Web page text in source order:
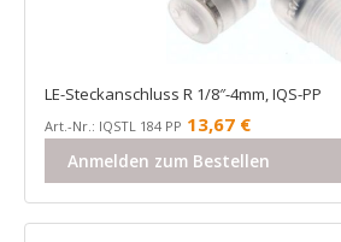
LE-Steckanschluss R 1/8″-4mm, IQS-PP
Art.-Nr.: IQSTL 184 PP 13,67 €
Anmelden zum Bestellen